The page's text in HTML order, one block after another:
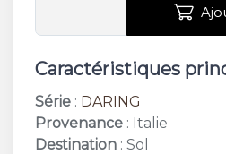
Caractéristiques
Série : DARING
Provenance : Italie
Destination : Sol